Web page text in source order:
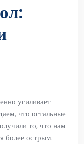
усиливает
что остальные
то, что нам
более острым.